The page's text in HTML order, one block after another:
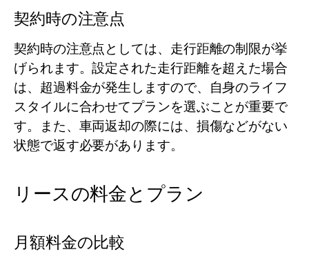
契約時の注意点
契約時の注意点としては、走行距離の制限が挙
げられます。設定された走行距離を超えた場合
は、超過料金が発生しますので、自身のライフ
スタイルに合わせてプランを選ぶことが重要で
す。また、車両返却の際には、損傷などがない
状態で返す必要があります。
リースの料金とプラン
月額料金の比較